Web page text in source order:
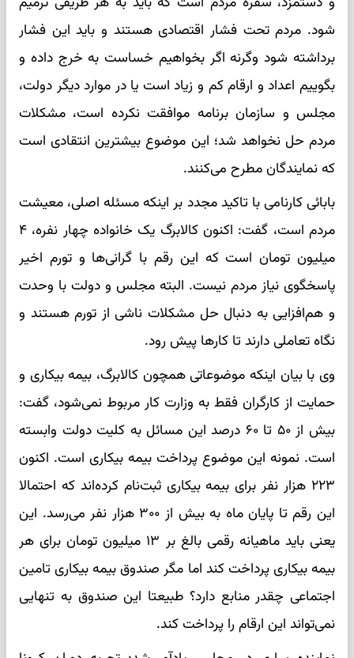
شود. مردم تحت فشار اقتصادی هستند و باید این فشار
برداشته شود وگرنه اگر بخواهیم خساست به خرج داده و
بگوییم اعداد و ارقام کم و زیاد است یا در موارد دیگر دولت،
مجلس و سازمان برنامه موافقت نکرده است، مشکلات
مردم حل نخواهد شد؛ این موضوع بیشترین انتقادی است
که نمایندگان مطرح می‌کنند.
بابائی ‌کارنامی با تاکید مجدد بر اینکه مسئله اصلی، معیشت
مردم است، گفت: اکنون کالابرگ یک خانواده چهار نفره، ۴
میلیون تومان است که این رقم با گرانی‌ها و تورم اخیر
پاسخگوی نیاز مردم نیست. البته مجلس و دولت با وحدت
و هم‌افزایی به دنبال حل مشکلات ناشی از تورم هستند و
نگاه تعاملی دارند تا کارها پیش رود.
وی با بیان اینکه موضوعاتی همچون کالابرگ، بیمه بیکاری و
حمایت از کارگران فقط به وزارت کار مربوط نمی‌شود، گفت:
بیش از ۵۰ تا ۶۰ درصد این مسائل به کلیت دولت وابسته
است. نمونه این موضوع پرداخت بیمه بیکاری است. اکنون
۲۲۳ هزار نفر برای بیمه بیکاری ثبت‌نام کرده‌اند که احتمالا
این رقم تا پایان ماه به بیش از ۳۰۰ هزار نفر می‌رسد. این
یعنی باید ماهیانه رقمی بالغ بر ۱۳ میلیون تومان برای هر
بیمه بیکاری پرداخت کند اما مگر صندوق بیمه بیکاری تامین
اجتماعی چقدر منابع دارد؟ طبیعتا این صندوق به تنهایی
نمی‌تواند این ارقام را پرداخت کند.